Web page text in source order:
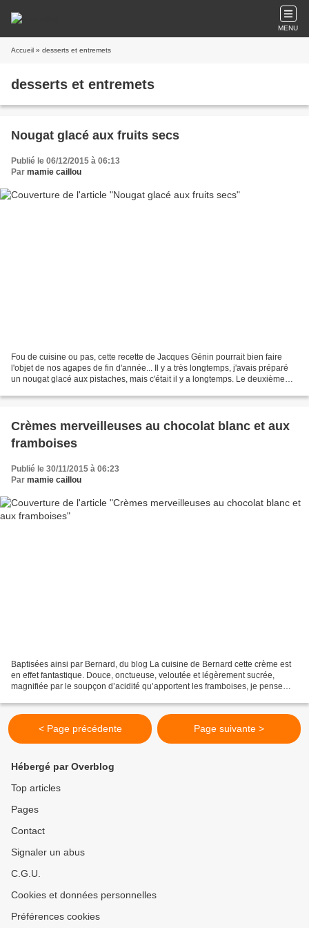
MENU
Accueil » desserts et entremets
desserts et entremets
Nougat glacé aux fruits secs
Publié le 06/12/2015 à 06:13
Par mamie caillou
Fou de cuisine ou pas, cette recette de Jacques Génin pourrait bien faire
l'objet de nos agapes de fin d'année... Il y a très longtemps, j'avais préparé
un nougat glacé aux pistaches, mais c'était il y a longtemps. Le deuxième
Crèmes merveilleuses au chocolat blanc et aux
framboises
Publié le 30/11/2015 à 06:23
Par mamie caillou
Baptisées ainsi par Bernard, du blog La cuisine de Bernard cette crème est
en effet fantastique. Douce, onctueuse, veloutée et légèrement sucrée,
magnifiée par le soupçon d’acidité qu’apportent les framboises, je pense
< Page précédente Page suivante >
Hébergé par Overblog
Top articles
Pages
Contact
Signaler un abus
C.G.U.
Cookies et données personnelles
Préférences cookies